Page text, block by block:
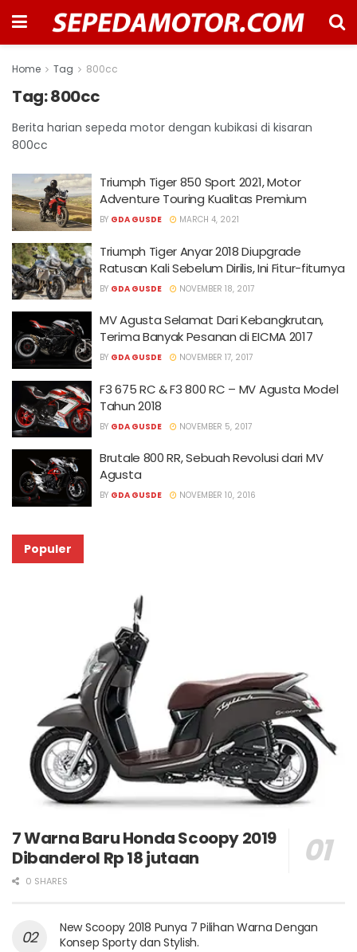
Home Tag 800cc
Tag:800cc
Berita harian sepeda motor dengan kubikasi di kisaran
800cc
Triumph Tiger 850 Sport 2021, Motor
Adventure Touring Kualitas Premium
BY GDA GUSDE MARCH 4, 2021
Triumph Tiger Anyar 2018 Diupgrade
Ratusan Kali Sebelum Dirilis, Ini Fitur-fiturnya
BY GDA GUSDE NOVEMBER 18, 2017
MV Agusta Selamat Dari Kebangkrutan,
Terima Banyak Pesanan di EICMA 2017
BY GDA GUSDE NOVEMBER 17, 2017
F3 675 RC & F3 800 RC – MV Agusta Model
Tahun 2018
BY GDA GUSDE NOVEMBER 5, 2017
Brutale 800 RR, Sebuah Revolusi dari MV
Agusta
BY GDA GUSDE NOVEMBER 10, 2016
Populer
7 Warna Baru Honda Scoopy 2019
Dibanderol Rp 18 jutaan
0 SHARES
New Scoopy 2018 Punya 7 Pilihan Warna Dengan
Konsep Sporty dan Stylish.